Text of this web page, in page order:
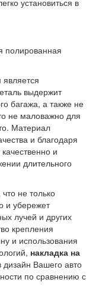
установиться в
выдержит
багажа, а также не
не маловажно для
Материал
и благодаря
и
длительного
не только
и убережет
лучей и других
крепления
и использования
накладка на
дизайн Вашего авто
по сравнению с